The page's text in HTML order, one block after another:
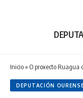
Inicio» O proxecto Ruagua culmina
DEPUTACIÓN OURENSE